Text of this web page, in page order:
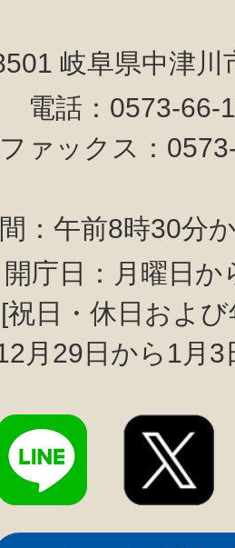
岐阜県中津
電話：0573-
ファックス：
：午前8時30分
開庁日：月曜日か
[祝日・休日およ
12月29日から1月